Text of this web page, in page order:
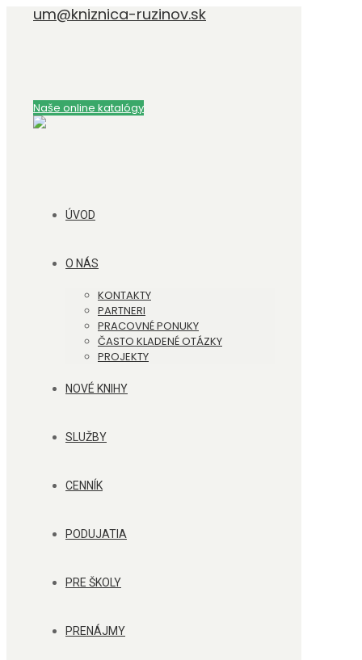
um@kniznica-ruzinov.sk
Naše online katalógy
ÚVOD
O NÁS
KONTAKTY
PARTNERI
PRACOVNÉ PONUKY
ČASTO KLADENÉ OTÁZKY
PROJEKTY
NOVÉ KNIHY
SLUŽBY
CENNÍK
PODUJATIA
PRE ŠKOLY
PRENÁJMY